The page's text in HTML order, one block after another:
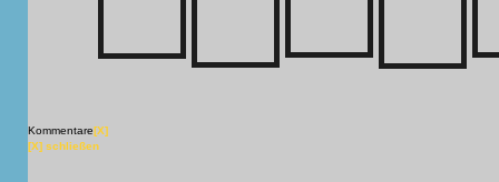
Kommentare[X]
[X] schließen